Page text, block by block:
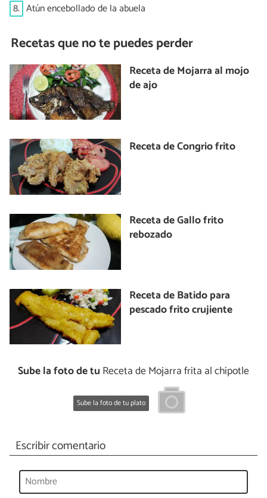
8. Atún encebollado de la abuela
Recetas que no te puedes perder
Receta de Mojarra al mojo
de ajo
Receta de Congrio frito
Receta de Gallo frito
rebozado
Receta de Batido para
pescado frito crujiente
Sube la foto de tu Receta de Mojarra frita al chipotle
Sube la foto de tu plato
Escribir comentario